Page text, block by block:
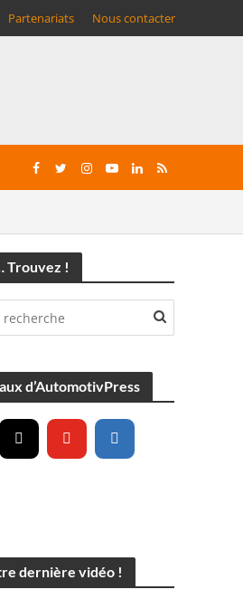
Partenariats Nous contacter
Trouvez !
d’AutomotivPress
dernière vidéo !